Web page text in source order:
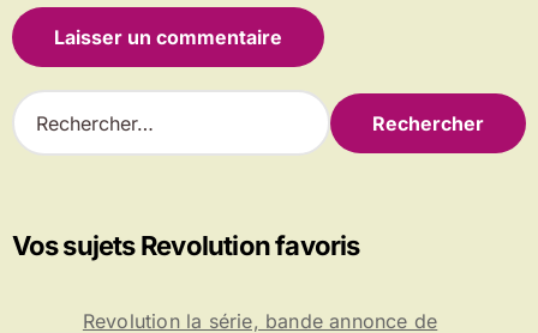
R
e
r
c
Vos sujets Revolution favoris
Revolution la série, bande annonce de